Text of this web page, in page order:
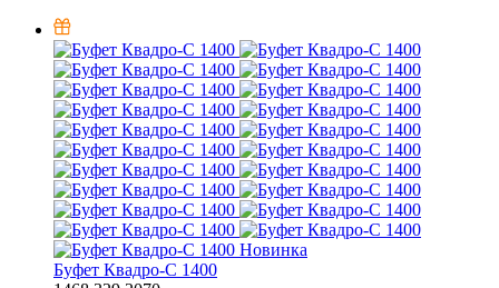
Новинка
Буфет Квадро-С 1400